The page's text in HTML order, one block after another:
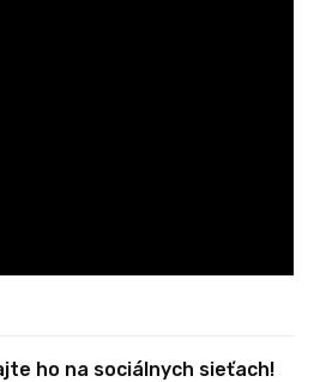
ho na sociálnych sieťach!